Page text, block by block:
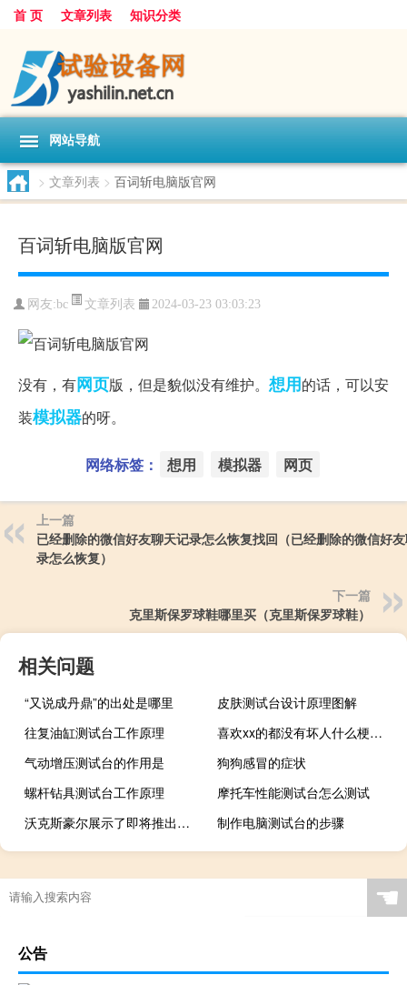
首 页 文章列表 知识分类
网站导航
> 文章列表 > 百词斩电脑版官网
百词斩电脑版官网
网友:bc 文章列表 2024-03-23 03:03:23
没有，有网页版，但是貌似没有维护。 想用的话，可以安
装模拟器的呀。
网络标签： 想用 模拟器 网页
上一篇
已经删除的微信好友聊天记录怎么恢复找回（已经删除的微信好
录怎么恢复）
下一篇
克里斯保罗球鞋哪里买（克里斯保罗球鞋）
相关问题
“又说成丹鼎”的出处是哪里
皮肤测试台设计原理图解
往复油缸测试台工作原理
喜欢xx的都没有坏人什么梗？喜欢xx的都没有坏人是什么意思什么梗
气动增压测试台的作用是
狗狗感冒的症状
螺杆钻具测试台工作原理
摩托车性能测试台怎么测试
沃克斯豪尔展示了即将推出的Corsa GSi的动力总成
制作电脑测试台的步骤
☚
公告